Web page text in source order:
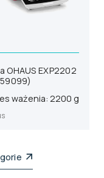
OHAUS EXP2202
ważenia: 2200 g